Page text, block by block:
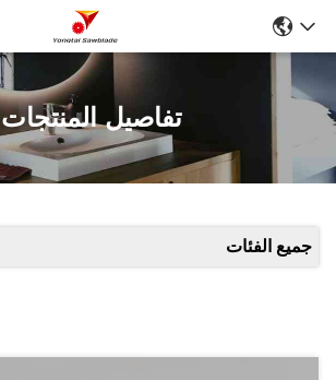
تفاصيل المنتجات
جميع الفئات